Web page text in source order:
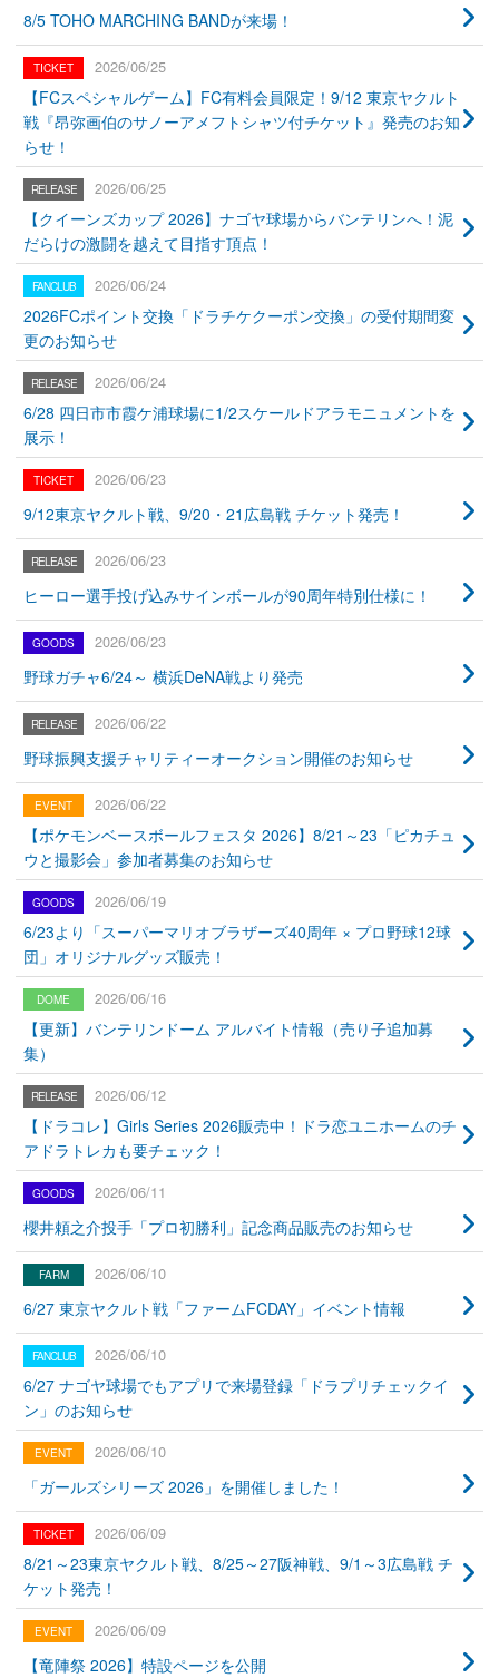
8/5 TOHO MARCHING BANDが来場！
2026/06/25
【FCスペシャルゲーム】FC有料会員限定！9/12 東京ヤクルト
戦『昂弥画伯のサノーアメフトシャツ付チケット』発売のお知
らせ！
2026/06/25
【クイーンズカップ 2026】ナゴヤ球場からバンテリンへ！泥
だらけの激闘を越えて目指す頂点！
2026/06/24
2026FCポイント交換「ドラチケクーポン交換」の受付期間変
更のお知らせ
2026/06/24
6/28 四日市市霞ケ浦球場に1/2スケールドアラモニュメントを
展示！
2026/06/23
9/12東京ヤクルト戦、9/20・21広島戦 チケット発売！
2026/06/23
ヒーロー選手投げ込みサインボールが90周年特別仕様に！
2026/06/23
野球ガチャ6/24～ 横浜DeNA戦より発売
2026/06/22
野球振興支援チャリティーオークション開催のお知らせ
2026/06/22
【ポケモンベースボールフェスタ 2026】8/21～23「ピカチュ
ウと撮影会」参加者募集のお知らせ
2026/06/19
6/23より「スーパーマリオブラザーズ40周年 × プロ野球12球
団」オリジナルグッズ販売！
2026/06/16
【更新】バンテリンドーム アルバイト情報（売り子追加募
集）
2026/06/12
【ドラコレ】Girls Series 2026販売中！ドラ恋ユニホームのチ
アドラトレカも要チェック！
2026/06/11
櫻井頼之介投手「プロ初勝利」記念商品販売のお知らせ
2026/06/10
6/27 東京ヤクルト戦「ファームFCDAY」イベント情報
2026/06/10
6/27 ナゴヤ球場でもアプリで来場登録「ドラプリチェックイ
ン」のお知らせ
2026/06/10
「ガールズシリーズ 2026」を開催しました！
2026/06/09
8/21～23東京ヤクルト戦、8/25～27阪神戦、9/1～3広島戦 チ
ケット発売！
2026/06/09
【竜陣祭 2026】特設ページを公開